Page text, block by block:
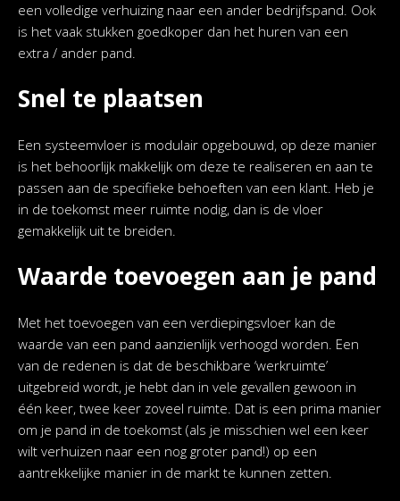
een volledige verhuizing naar een ander bedrijfspand. Ook
is het vaak stukken goedkoper dan het huren van een
extra / ander pand.
Snel te plaatsen
Een systeemvloer is modulair opgebouwd, op deze manier
is het behoorlijk makkelijk om deze te realiseren en aan te
passen aan de specifieke behoeften van een klant. Heb je
in de toekomst meer ruimte nodig, dan is de vloer
gemakkelijk uit te breiden.
Waarde toevoegen aan je pand
Met het toevoegen van een verdiepingsvloer kan de
waarde van een pand aanzienlijk verhoogd worden. Een
van de redenen is dat de beschikbare ‘werkruimte’
uitgebreid wordt, je hebt dan in vele gevallen gewoon in
één keer, twee keer zoveel ruimte. Dat is een prima manier
om je pand in de toekomst (als je misschien wel een keer
wilt verhuizen naar een nog groter pand!) op een
aantrekkelijke manier in de markt te kunnen zetten.